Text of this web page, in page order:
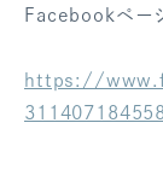
Facebookペー
https://